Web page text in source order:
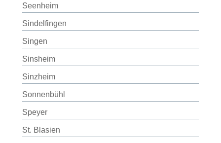
Seenheim
Sindelfingen
Singen
Sinsheim
Sinzheim
Sonnenbühl
Speyer
St. Blasien